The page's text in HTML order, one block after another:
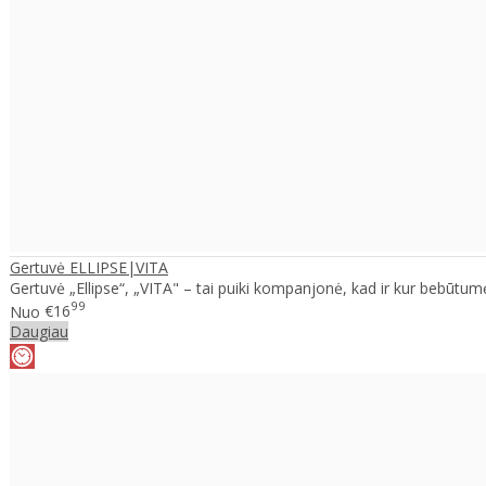
Gertuvė ELLIPSE|VITA
Gertuvė „Ellipse“, „VITA" – tai puiki kompanjonė, kad ir kur
Nuo €1699
Daugiau